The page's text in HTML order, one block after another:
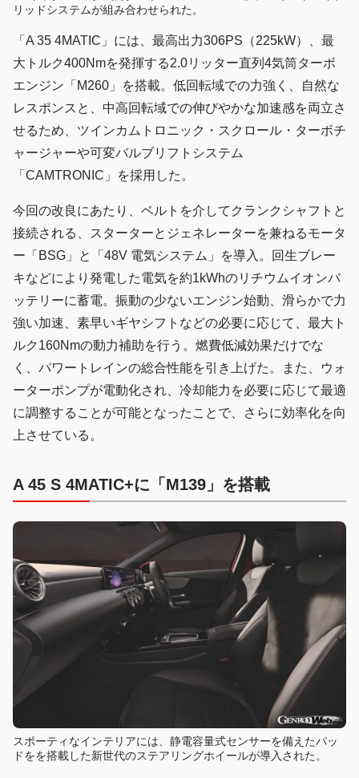
リッドシステムが組み合わせられた。
「A 35 4MATIC」には、最高出力306PS（225kW）、最
大トルク400Nmを発揮する2.0リッター直列4気筒ターボ
エンジン「M260」を搭載。低回転域での力強く、自然な
レスポンスと、中高回転域での伸びやかな加速感を両立さ
せるため、ツインカムトロニック・スクロール・ターボチ
ャージャーや可変バルブリフトシステム
「CAMTRONIC」を採用した。
今回の改良にあたり、ベルトを介してクランクシャフトと
接続される、スターターとジェネレーターを兼ねるモータ
ー「BSG」と「48V 電気システム」を導入。回生ブレー
キなどにより発電した電気を約1kWhのリチウムイオンバ
ッテリーに蓄電。振動の少ないエンジン始動、滑らかで力
強い加速、素早いギヤシフトなどの必要に応じて、最大ト
ルク160Nmの動力補助を行う。燃費低減効果だけでな
く、パワートレインの総合性能を引き上げた。また、ウォ
ーターポンプが電動化され、冷却能力を必要に応じて最適
に調整することが可能となったことで、さらに効率化を向
上させている。
A 45 S 4MATIC+に「M139」を搭載
スポーティなインテリアには、静電容量式センサーを備えたパッ
ドをを搭載した新世代のステアリングホイールが導入された。